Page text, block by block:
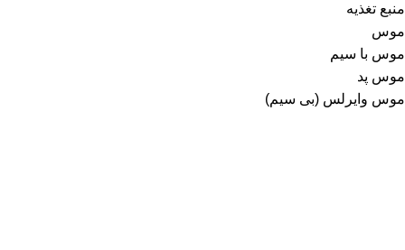
منبع تغذیه
موس
موس با سیم
موس پد
موس وایرلس (بی سیم)